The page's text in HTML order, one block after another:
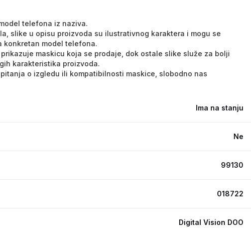
telefona iz naziva.
slike u opisu proizvoda su ilustrativnog karaktera i mogu se
konkretan model telefona.
maskicu koja se prodaje, dok ostale slike služe za bolji
karakteristika proizvoda.
o izgledu ili kompatibilnosti maskice, slobodno nas
Ima na stanju
Ne
99130
018722
Digital Vision DOO